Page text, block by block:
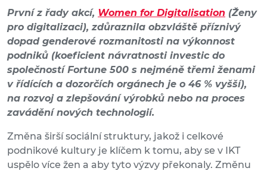
První z řady akcí, Women for Digitalisation (Ženy
pro digitalizaci), zdůraznila obzvláště příznivý
dopad genderové rozmanitosti na výkonnost
podniků (koeficient návratnosti investic do
společností Fortune 500 s nejméně třemi ženami
v řídících a dozorčích orgánech je o 46 % vyšší),
na rozvoj a zlepšování výrobků nebo na proces
zavádění nových technologií.
Změna širší sociální struktury, jakož i celkové
podnikové kultury je klíčem k tomu, aby se v IKT
uspělo více žen a aby tyto výzvy překonaly. Změnu